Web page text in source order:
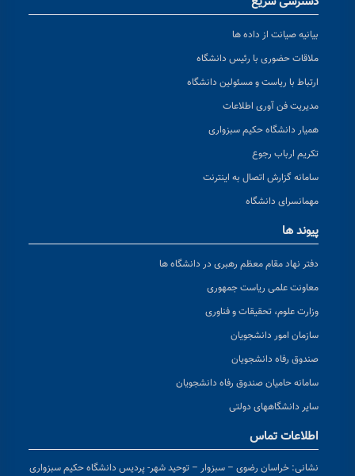
بیانیه صیانت از داده ها
ملاقات حضوری با رئیس دانشگاه
ارتباط با ریاست و مسئولین دانشگاه
مدیریت فن آوری اطلاعات
همیار دانشگاه حکیم سبزواری
تکریم ارباب رجوع
سامانه گزارش اتصال به اینترنت
مهمانسرای دانشگاه
پیوند ها
دفتر نهاد مقام معظم رهبری در دانشگاه ها
معاونت علمی ریاست جمهوری
وزارت علوم، تحقیقات و فناوری
سازمان امور دانشجویان
صندوق رفاه دانشجویان
سامانه حامیان صندوق رفاه دانشجویان
سایر دانشگاههای دولتی
اطلاعات تماس
نشانی: خراسان رضوی – سبزوار – توحید شهر- پردیس دانشگاه حکیم سبزواری